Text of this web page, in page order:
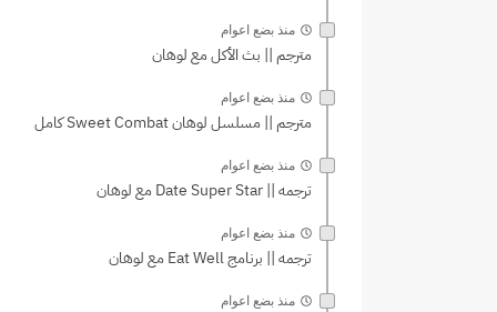
منذ بضع اعوام
مترجم || بث الأكل مع لوهان
منذ بضع اعوام
مترجم || مسلسل لوهان Sweet Combat كامل
منذ بضع اعوام
ترجمه || Date Super Star مع لوهان
منذ بضع اعوام
ترجمه || برنامج Eat Well مع لوهان
منذ بضع اعوام